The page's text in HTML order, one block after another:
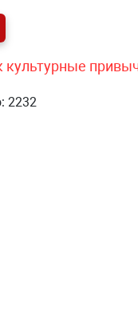
культурные
2232